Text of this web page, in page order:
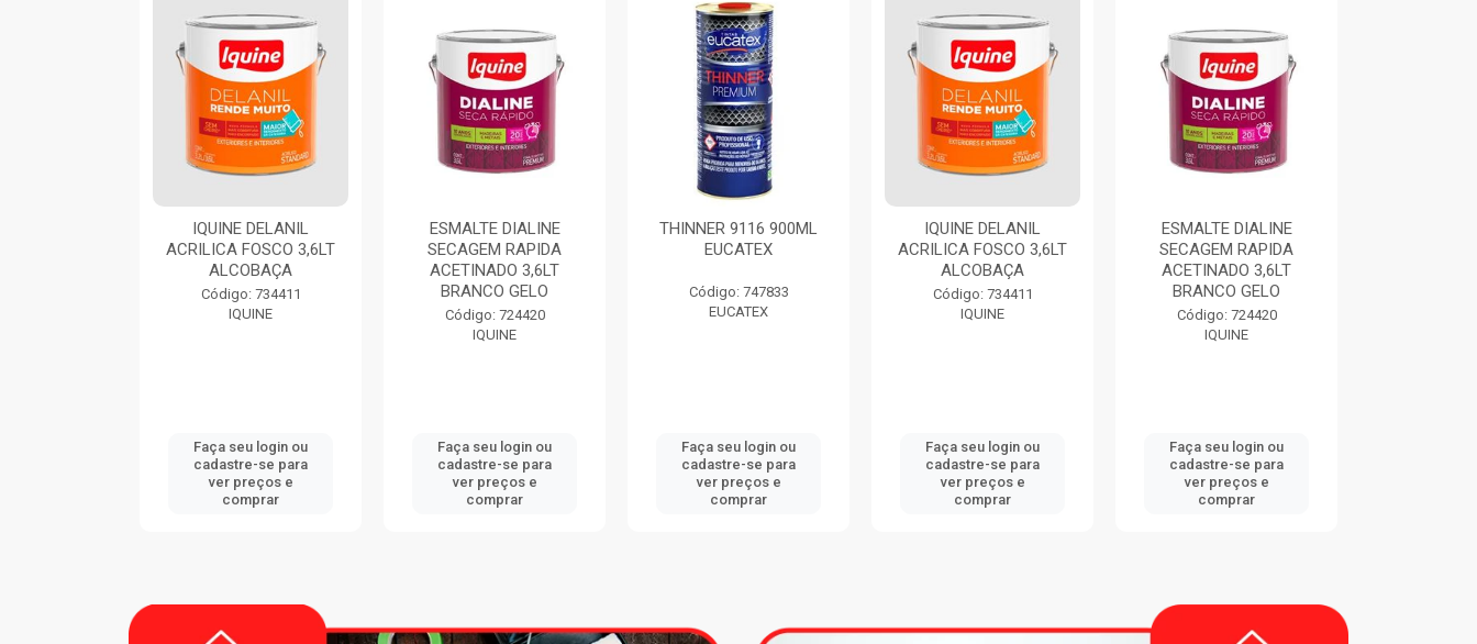
IQUINE DELANIL
ACRILICA FOSCO 3,6LT
ALCOBAÇA
Código: 734411
IQUINE
Faça seu login ou
cadastre-se para
ver preços e
comprar
ESMALTE DIALINE
SECAGEM RAPIDA
ACETINADO 3,6LT
BRANCO GELO
Código: 724420
IQUINE
Faça seu login ou
cadastre-se para
ver preços e
comprar
THINNER 9116 900ML
EUCATEX
Código: 747833
EUCATEX
Faça seu login ou
cadastre-se para
ver preços e
comprar
IQUINE DELANIL
ACRILICA FOSCO 3,6LT
ALCOBAÇA
Código: 734411
IQUINE
Faça seu login ou
cadastre-se para
ver preços e
comprar
ESMALTE DIALINE
SECAGEM RAPIDA
ACETINADO 3,6LT
BRANCO GELO
Código: 724420
IQUINE
Faça seu login ou
cadastre-se para
ver preços e
comprar